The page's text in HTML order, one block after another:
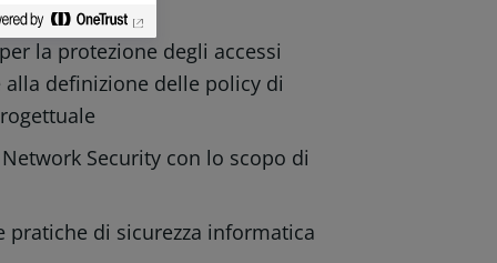
la protezione degli accessi
definizione delle policy di
Security con lo scopo di
di sicurezza informatica